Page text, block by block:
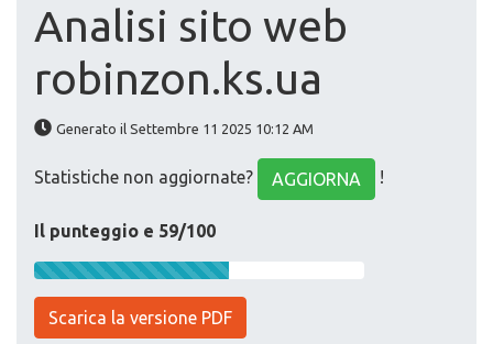
Analisi sito web
robinzon.ks.ua
Generato il Settembre 11 2025 10:12 AM
Statistiche non aggiornate? AGGIORNA !
Il punteggio e 59/100
Scarica la versione PDF